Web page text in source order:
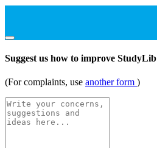
Suggest us how to improve StudyLib
(For complaints, use another form )